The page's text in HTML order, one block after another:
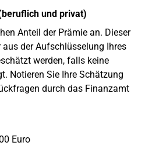
und privat)
Anteil der Prämie an. Dieser
der Aufschlüsselung Ihres
werden, falls keine
Notieren Sie Ihre Schätzung
durch das Finanzamt
Euro